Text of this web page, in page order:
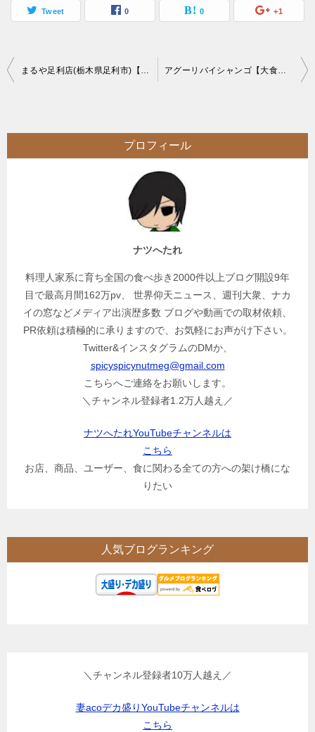
Tweet 0 0 +1
投
ビ
ゲ
まるや足利店(栃木県足利市)【大盛り】ソヲスカツ丼発祥の店と看板を掲げる老舗 アグーリバイシャンゴ【大食い】駅構内の老舗高崎パスタ店名物シャンゴスパゲティ
プロフィール
ナツへたれ
料理人家系に育ち全国の食べ歩き2000件以上ブログ開設9年
目で最高月間162万pv、 世界仰天ニュース、週刊大衆、ナカ
イの窓などメディア出演歴多数 ブログや動画での取材依頼、
PR依頼は積極的に承りますので、お気軽にお声がけ下さい。
Twitter&インスタグラムのDMか、
spicyspicynutmeg@gmail.com
こちらへご連絡をお願いします。
＼チャンネル登録者1.2万人越え／
ナツへたれYouTubeチャンネルは
こちら
お店、商品、ユーザー、食に関わる全ての方への架け橋にな
りたい
人気ブログランキング
＼チャンネル登録者10万人越え／
妻acoデカ盛りYouTubeチャンネルは
こちら